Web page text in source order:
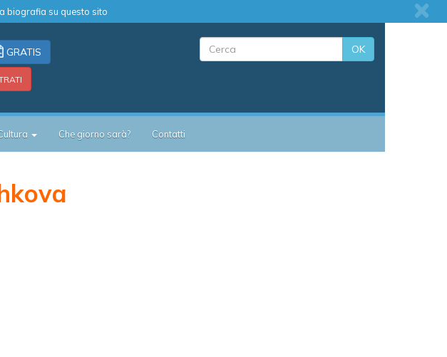
biografia su questo sito
GRATIS OK
Che giorno sarà? Contatti